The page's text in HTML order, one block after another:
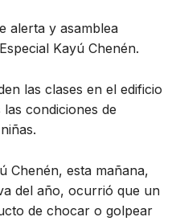
alerta y asamblea
Kayú Chenén.
las clases en el edificio
condiciones de
Chenén, esta mañana,
del año, ocurrió que un
de chocar o golpear